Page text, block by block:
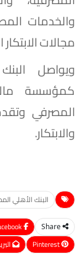
والخدمات
مجالات
ويواصل
كمؤسسة
المصرفي
والابتكار.
البنك الأهلي
Share
Pinterest